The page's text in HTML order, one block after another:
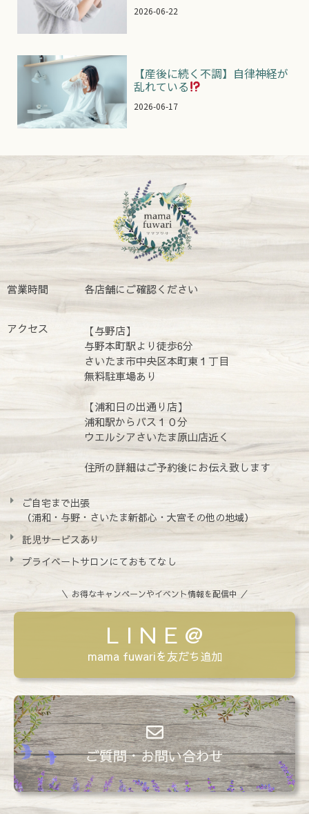
2026-06-22
【産後に続く不調】自律神経が
乱れている
2026-06-17
営業時間 各店舗にご確認ください
アクセス
【与野店】
与野本町駅より徒歩6分
さいたま市中央区本町東１丁目
無料駐車場あり
【浦和日の出通り店】
浦和駅からバス１０分
ウエルシアさいたま原山店近く
住所の詳細はご予約後にお伝え致します
ご自宅まで出張
（浦和・与野・さいたま新都心・大宮その他の地域）
託児サービスあり
プライベートサロンにておもてなし
＼ お得なキャンペーンやイベント情報を配信中 ／
L I N E @
mama fuwariを友だち追加
ご質問・お問い合わせ